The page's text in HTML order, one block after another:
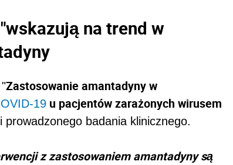
na trend w
Zastosowanie amantadyny w
19 u pacjentów zarażonych wirusem
prowadzonego badania klinicznego.
z zastosowaniem amantadyny są